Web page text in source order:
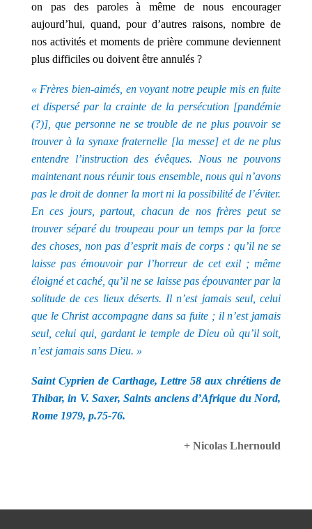
on pas des paroles à même de nous encourager
aujourd’hui, quand, pour d’autres raisons, nombre de
nos activités et moments de prière commune deviennent
plus difficiles ou doivent être annulés ?
« Frères bien-aimés, en voyant notre peuple mis en fuite
et dispersé par la crainte de la persécution [pandémie
(?)], que personne ne se trouble de ne plus pouvoir se
trouver à la synaxe fraternelle [la messe] et de ne plus
entendre l’instruction des évêques. Nous ne pouvons
maintenant nous réunir tous ensemble, nous qui n’avons
pas le droit de donner la mort ni la possibilité de l’éviter.
En ces jours, partout, chacun de nos frères peut se
trouver séparé du troupeau pour un temps par la force
des choses, non pas d’esprit mais de corps : qu’il ne se
laisse pas émouvoir par l’horreur de cet exil ; même
éloigné et caché, qu’il ne se laisse pas épouvanter par la
solitude de ces lieux déserts. Il n’est jamais seul, celui
que le Christ accompagne dans sa fuite ; il n’est jamais
seul, celui qui, gardant le temple de Dieu où qu’il soit,
n’est jamais sans Dieu. »
Saint Cyprien de Carthage, Lettre 58 aux chrétiens de
Thibar, in V. Saxer, Saints anciens d’Afrique du Nord,
Rome 1979, p.75-76.
+ Nicolas Lhernould